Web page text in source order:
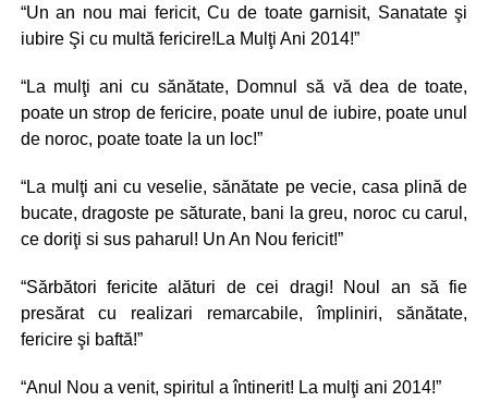
“Un an nou mai fericit, Cu de toate garnisit, Sanatate şi
iubire Şi cu multă fericire!La Mulţi Ani 2014!”
“La mulţi ani cu sănătate, Domnul să vă dea de toate,
poate un strop de fericire, poate unul de iubire, poate unul
de noroc, poate toate la un loc!”
“La mulţi ani cu veselie, sănătate pe vecie, casa plină de
bucate, dragoste pe săturate, bani la greu, noroc cu carul,
ce doriţi si sus paharul! Un An Nou fericit!”
“Sărbători fericite alături de cei dragi! Noul an să fie
presărat cu realizari remarcabile, împliniri, sănătate,
fericire şi baftă!”
“Anul Nou a venit, spiritul a întinerit! La mulţi ani 2014!”